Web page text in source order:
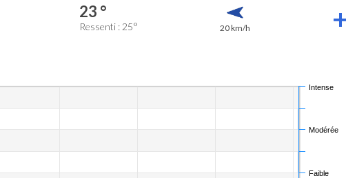
23 °
Ressenti : 25° 20 km/h
Faible
Modérée
Intense